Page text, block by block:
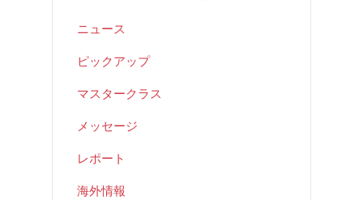
ニュース
ピックアップ
マスタークラス
メッセージ
レポート
海外情報